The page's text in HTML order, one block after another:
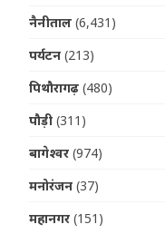
नैनीताल (6,431)
पर्यटन (213)
पिथौरागढ़ (480)
पौड़ी (311)
बागेश्वर (974)
मनोरंजन (37)
महानगर (151)